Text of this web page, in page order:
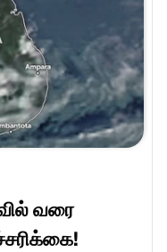
வரை